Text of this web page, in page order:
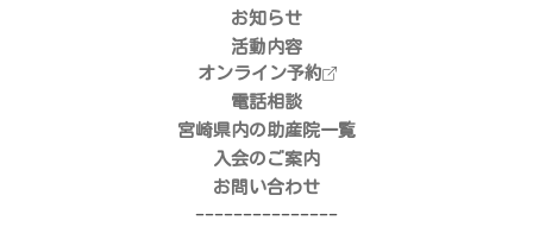
お知らせ
活動内容
オンライン予約
電話相談
宮崎県内の助産院一覧
入会のご案内
お問い合わせ
---------------